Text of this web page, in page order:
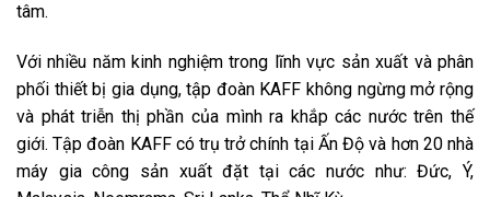
tâm.
Với nhiều năm kinh nghiệm trong lĩnh vực sản xuất và phân
phối thiết bị gia dụng, tập đoàn KAFF không ngừng mở rộng
và phát triễn thị phần của mình ra khắp các nước trên thế
giới. Tập đoàn KAFF có trụ trở chính tại Ấn Độ và hơn 20 nhà
máy gia công sản xuất đặt tại các nước như: Đức, Ý,